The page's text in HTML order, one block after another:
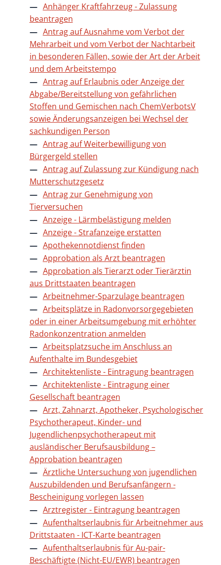
Anhänger Kraftfahrzeug - Zulassung
beantragen
Antrag auf Ausnahme vom Verbot der
Mehrarbeit und vom Verbot der Nachtarbeit
in besonderen Fällen, sowie der Art der Arbeit
und dem Arbeitstempo
Antrag auf Erlaubnis oder Anzeige der
Abgabe/Bereitstellung von gefährlichen
Stoffen und Gemischen nach ChemVerbotsV
sowie Änderungsanzeigen bei Wechsel der
sachkundigen Person
Antrag auf Weiterbewilligung von
Bürgergeld stellen
Antrag auf Zulassung zur Kündigung nach
Mutterschutzgesetz
Antrag zur Genehmigung von
Tierversuchen
Anzeige - Lärmbelästigung melden
Anzeige - Strafanzeige erstatten
Apothekennotdienst finden
Approbation als Arzt beantragen
Approbation als Tierarzt oder Tierärztin
aus Drittstaaten beantragen
Arbeitnehmer-Sparzulage beantragen
Arbeitsplätze in Radonvorsorgegebieten
oder in einer Arbeitsumgebung mit erhöhter
Radonkonzentration anmelden
Arbeitsplatzsuche im Anschluss an
Aufenthalte im Bundesgebiet
Architektenliste - Eintragung beantragen
Architektenliste - Eintragung einer
Gesellschaft beantragen
Arzt, Zahnarzt, Apotheker, Psychologischer
Psychotherapeut, Kinder- und
Jugendlichenpsychotherapeut mit
ausländischer Berufsausbildung –
Approbation beantragen
Ärztliche Untersuchung von jugendlichen
Auszubildenden und Berufsanfängern -
Bescheinigung vorlegen lassen
Arztregister - Eintragung beantragen
Aufenthaltserlaubnis für Arbeitnehmer aus
Drittstaaten - ICT-Karte beantragen
Aufenthaltserlaubnis für Au-pair-
Beschäftigte (Nicht-EU/EWR) beantragen